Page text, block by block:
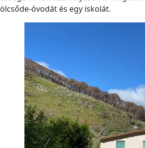
óvodát és egy iskolát.